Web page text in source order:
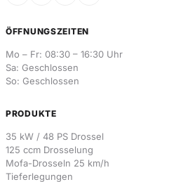
ÖFFNUNGSZEITEN
Mo – Fr: 08:30 – 16:30 Uhr
Sa: Geschlossen
So: Geschlossen
PRODUKTE
35 kW / 48 PS Drossel
125 ccm Drosselung
Mofa-Drosseln 25 km/h
Tieferlegungen